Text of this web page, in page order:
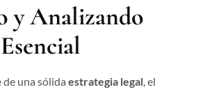
y Analizando
de una sólida estrategia legal , el